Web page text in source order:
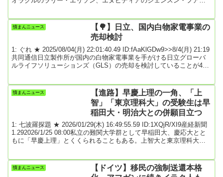
報道によると、トランプは25日、最大24人で構成される大統領科学
技術諮問委員会（PCAST）のメンバーとして13人を任命した。ザッ
憤まんニュース
【🌳】日立、国内白物家電事業の
売却検討
1: ぐれ ★ 2025/08/04(月) 22:01:40.49 ID:fAaKlGDw9>>8/4(月) 21:19
共同通信日立製作所が国内の白物家電事業を手がける日立グローバ
ルライフソリューションズ（GLS）の売却を検討していることが4
たわ4: 名無しどんぶらこ 2025/08/04(月) 22:02:25.34 ID:...
憤まんニュース
【進路】早慶上理の一角、「上
智」「東京理科大」の受験生は早
稲田大・明治大との併願目立つ
1: 七波羅探題 ★ 2026/01/29(木) 16:49:55.59 ID:1XQjR/XI9産経新聞
1.292026/1/25 08:00私立の難関大学群として早稲田大、慶応大とと
もに「早慶上理」とくくられることもある。上智大と東京理科大は
どこかというデータもある。併願先を考えるときは、併願する大学
の学部などが重要な要素になるが、今回は理系・文系などの学問分
憤まんニュース
【ドイツ】移民の強制送還本格